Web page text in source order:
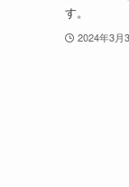
す。
2024年3月